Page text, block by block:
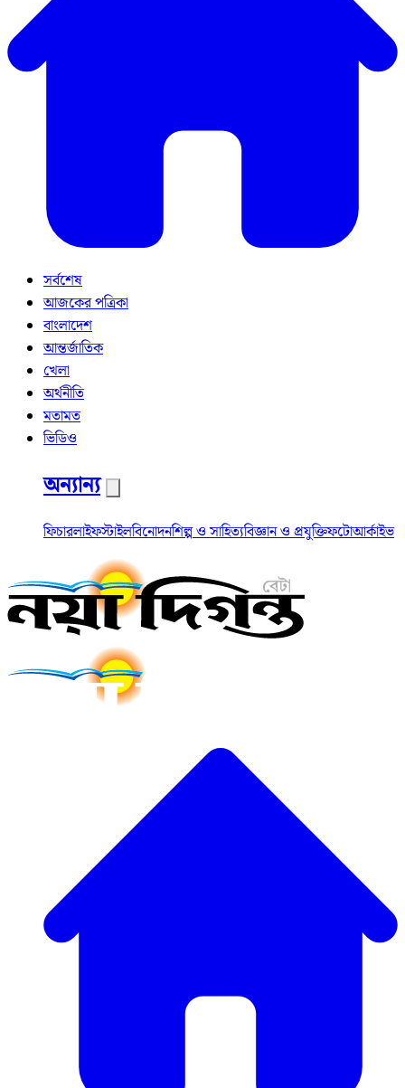
সর্বশেষ
আজকের পত্রিকা
বাংলাদেশ
আন্তর্জাতিক
খেলা
অর্থনীতি
মতামত
ভিডিও
অন্যান্য
ফিচারলাইফস্টাইলবিনোদনশিল্প ও সাহিত্যবিজ্ঞান ও প্রযুক্তিফটোআর্কাইভ